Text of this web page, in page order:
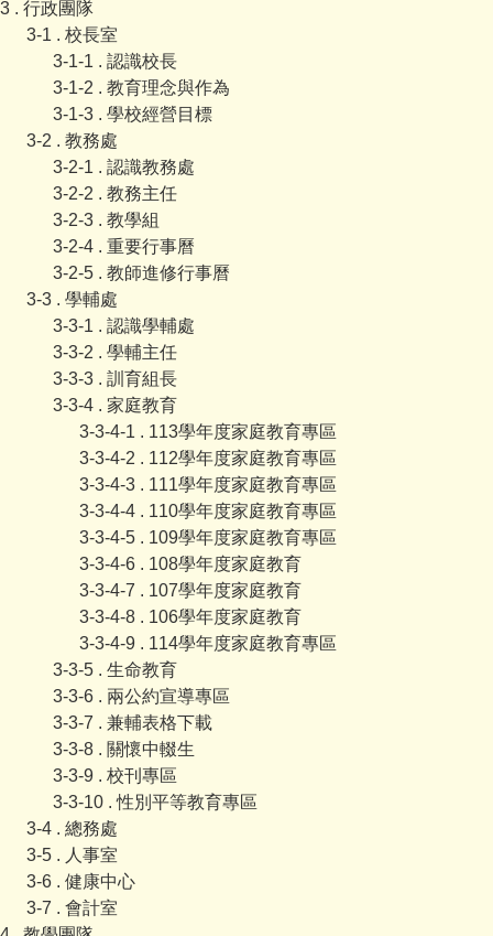
3 . 行政團隊
3-1 . 校長室
3-1-1 . 認識校長
3-1-2 . 教育理念與作為
3-1-3 . 學校經營目標
3-2 . 教務處
3-2-1 . 認識教務處
3-2-2 . 教務主任
3-2-3 . 教學組
3-2-4 . 重要行事曆
3-2-5 . 教師進修行事曆
3-3 . 學輔處
3-3-1 . 認識學輔處
3-3-2 . 學輔主任
3-3-3 . 訓育組長
3-3-4 . 家庭教育
3-3-4-1 . 113學年度家庭教育專區
3-3-4-2 . 112學年度家庭教育專區
3-3-4-3 . 111學年度家庭教育專區
3-3-4-4 . 110學年度家庭教育專區
3-3-4-5 . 109學年度家庭教育專區
3-3-4-6 . 108學年度家庭教育
3-3-4-7 . 107學年度家庭教育
3-3-4-8 . 106學年度家庭教育
3-3-4-9 . 114學年度家庭教育專區
3-3-5 . 生命教育
3-3-6 . 兩公約宣導專區
3-3-7 . 兼輔表格下載
3-3-8 . 關懷中輟生
3-3-9 . 校刊專區
3-3-10 . 性別平等教育專區
3-4 . 總務處
3-5 . 人事室
3-6 . 健康中心
3-7 . 會計室